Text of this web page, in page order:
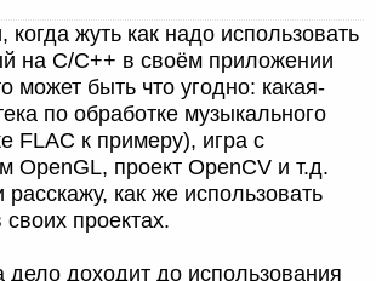
жуть как надо использовать
на C/C++ в своём приложении
может быть что угодно: какая-
по обработке музыкального
FLAC к примеру), игра с
OpenGL, проект OpenCV и т.д.
расскажу, как же использовать
проектах.
дело доходит до использования